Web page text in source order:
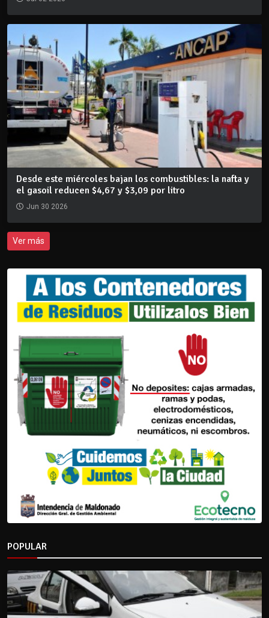
Desde este miércoles bajan los combustibles: la nafta y
el gasoil reducen $4,67 y $3,09 por litro
Jun 30 2026
Ver más
POPULAR